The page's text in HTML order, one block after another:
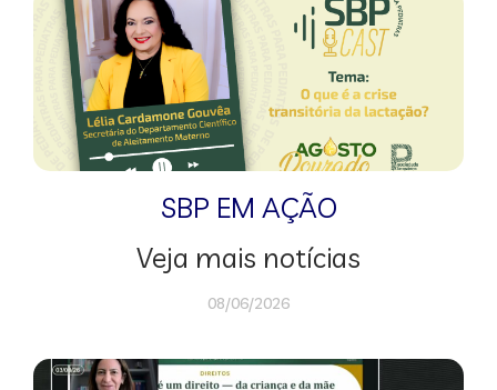
SBP EM AÇÃO
Veja mais notícias
08/06/2026